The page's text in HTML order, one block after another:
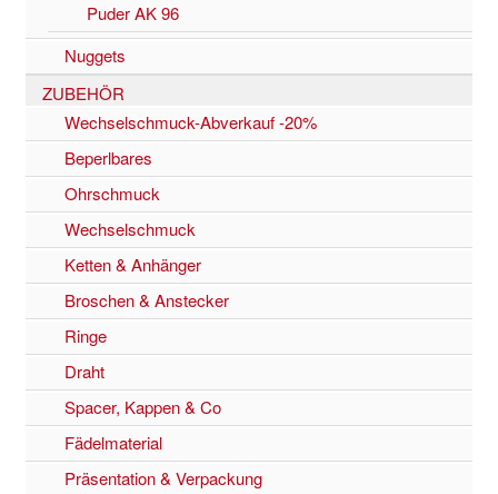
Puder AK 96
Nuggets
ZUBEHÖR
Wechselschmuck-Abverkauf -20%
Beperlbares
Ohrschmuck
Wechselschmuck
Ketten & Anhänger
Broschen & Anstecker
Ringe
Draht
Spacer, Kappen & Co
Fädelmaterial
Präsentation & Verpackung